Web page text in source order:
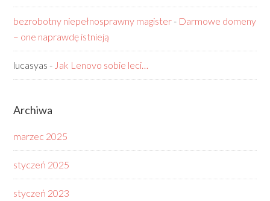
bezrobotny niepełnosprawny magister- Darmowe domeny
– one naprawdę istnieją
lucasyas - Jak Lenovo sobie leci…
Archiwa
marzec 2025
styczeń 2025
styczeń 2023